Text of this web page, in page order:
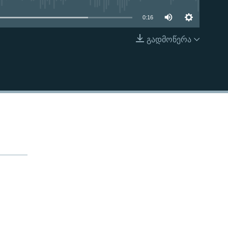
EMBED
0:16
გადმოწერა